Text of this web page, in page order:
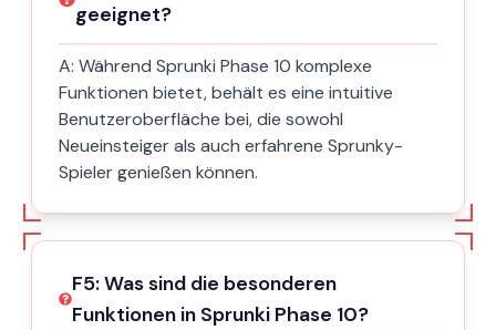
geeignet?
A: Während Sprunki Phase 10 komplexe
Funktionen bietet, behält es eine intuitive
Benutzeroberfläche bei, die sowohl
Neueinsteiger als auch erfahrene Sprunky-
Spieler genießen können.
F5:Was sind die besonderen
Funktionen in Sprunki Phase 10?